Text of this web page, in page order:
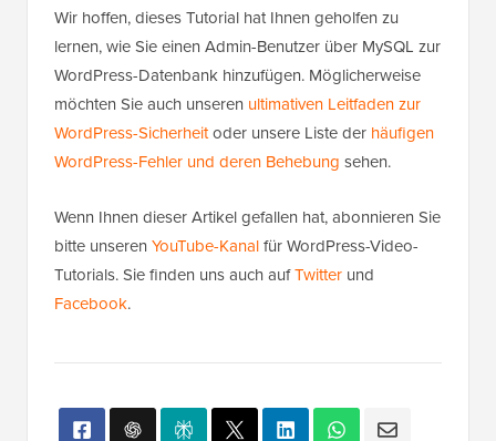
Wir hoffen, dieses Tutorial hat Ihnen geholfen zu
lernen, wie Sie einen Admin-Benutzer über MySQL zur
WordPress-Datenbank hinzufügen. Möglicherweise
möchten Sie auch unseren ultimativen Leitfaden zur
WordPress-Sicherheitoder unsere Liste derhäufigen
Wenn Ihnen dieser Artikel gefallen hat, abonnieren Sie
bitte unserenYouTube-Kanalfür WordPress-Video-
Tutorials. Sie finden uns auch auf